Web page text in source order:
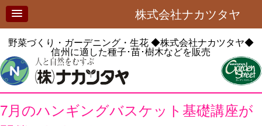
株式会社ナカツタヤ
野菜づくり・ガーデニング・生花◆株式会社ナカツタヤ◆
信州に適した種子･苗･樹木などを販売
7月のハンギングバスケット基礎講座が